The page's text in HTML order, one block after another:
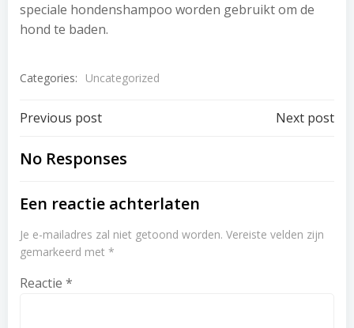
speciale hondenshampoo worden gebruikt om de
hond te baden.
Categories: Uncategorized
Post
navigation
Previous post Next post
No Responses
Een reactie achterlaten
Je e-mailadres zal niet getoond worden. Vereiste velden zijn
gemarkeerd met *
Reactie *